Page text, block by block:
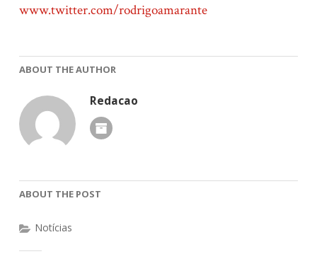
www.twitter.com/rodrigoamarante
ABOUT THE AUTHOR
Redacao
ABOUT THE POST
Notícias